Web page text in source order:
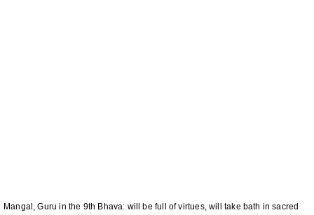
Mangal, Guru in the 9th Bhava: will be full of virtues, will take bath in sacred